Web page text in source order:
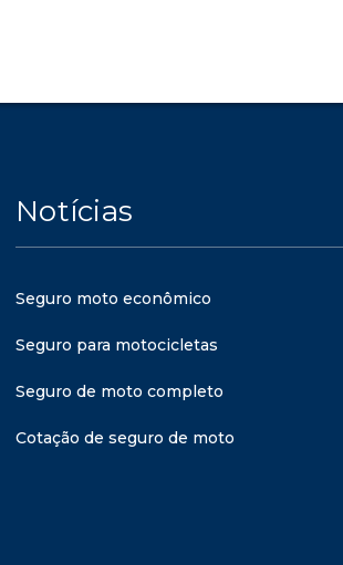
Notícias
Seguro moto econômico
Seguro para motocicletas
Seguro de moto completo
Cotação de seguro de moto